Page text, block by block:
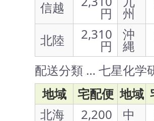
信越
円 州
北陸
2,310
円
沖
縄
配送分類 … 七星化学
地域
宅配便 地域
北海
2,200 中